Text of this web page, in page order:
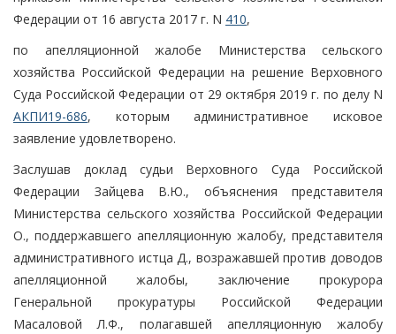
Федерации от 16 августа 2017 г. N 410,
по апелляционной жалобе Министерства сельского
хозяйства Российской Федерации на решение Верховного
Суда Российской Федерации от 29 октября 2019 г. по делу N
АКПИ19-686, которым административное исковое
заявление удовлетворено.
Заслушав доклад судьи Верховного Суда Российской
Федерации Зайцева В.Ю., объяснения представителя
Министерства сельского хозяйства Российской Федерации
О., поддержавшего апелляционную жалобу, представителя
административного истца Д., возражавшей против доводов
апелляционной жалобы, заключение прокурора
Генеральной прокуратуры Российской Федерации
Масаловой Л.Ф., полагавшей апелляционную жалобу